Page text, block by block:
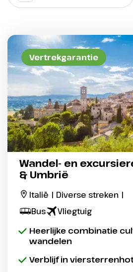
Vertrekgarantie
Wandel- en
& Umbrië
Italië | Diverse streken |
Bus
Vliegtuig
Heerlijke combinatie
wandelen
Verblijf in